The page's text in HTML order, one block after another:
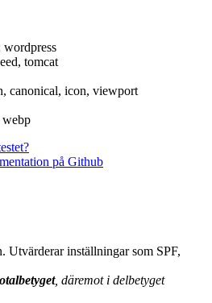
wordpress
tomcat
canonical, icon, viewport
på Github
Utvärderar inställningar som SPF,
, däremot i delbetyget